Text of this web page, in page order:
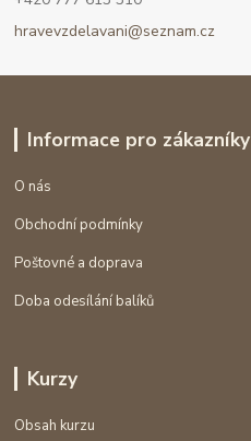
hravevzdelavani@seznam.cz
Informace pro zákazníky
O nás
Obchodní podmínky
Poštovné a doprava
Doba odesílání balíků
Kurzy
Obsah kurzu